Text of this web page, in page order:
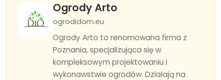
Ogrody Arto
ogrodidom.eu
Ogrody Arto to renomowana firma z
Poznania, specjalizująca się w
kompleksowym projektowaniu i
wykonawstwie ogrodów. Działają na